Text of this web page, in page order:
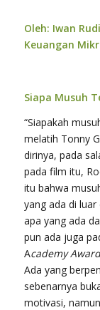
Oleh: Iwan
Keuangan
Siapa Musuh
“Siapakah
melatih Tonny
dirinya, pada
pada film itu,
itu bahwa
yang ada di
apa yang ada
pun ada juga
Academy Award
Ada yang
sebenarnya
motivasi,